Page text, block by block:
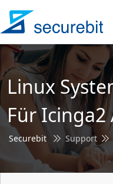
Linux
Für Icinga2
Securebit Support